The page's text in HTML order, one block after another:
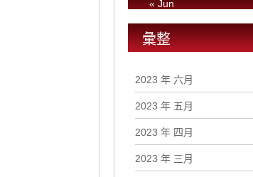
« Jun
彙整
2023 年 六月
2023 年 五月
2023 年 四月
2023 年 三月